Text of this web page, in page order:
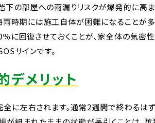
の部屋への雨漏りリスクが爆発的に高ま
時期には施工自体が困難になることが
に回復させておくことが、家全体の気密
サインです。
デメリット
に左右されます。通常2週間で終わるは